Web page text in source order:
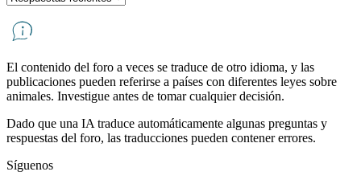
El contenido del foro a veces se traduce de otro idioma, y ​​las
publicaciones pueden referirse a países con diferentes leyes sobre
animales. Investigue antes de tomar cualquier decisión.
Dado que una IA traduce automáticamente algunas preguntas y
respuestas del foro, las traducciones pueden contener errores.
Síguenos